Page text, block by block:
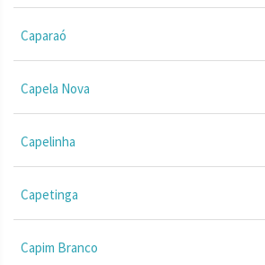
Caparaó
Capela Nova
Capelinha
Capetinga
Capim Branco